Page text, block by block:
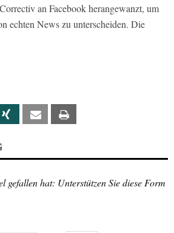
an Facebook herangewanzt, um
echten News zu unterscheiden. Die
Xing Email
gefallen hat: Unterstützen Sie diese Form